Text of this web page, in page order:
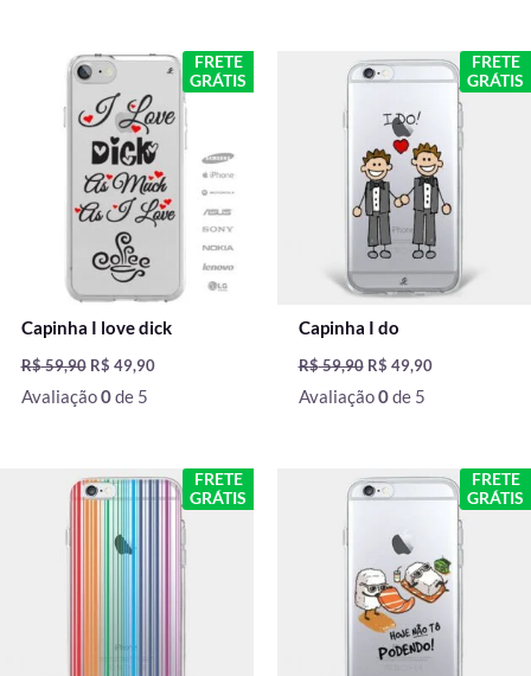
FRETE
GRÁTIS
Capinha I love dick
R$59,90
O
preço
original
era:
R$ 59,90.
R$ 49,90
O
preço
atual
é:
R$ 49,90.
Avaliação0de 5
FRETE
GRÁTIS
Capinha I do
R$59,90
O
preço
era:
R$ 59,90.
R$ 49,90
O
preço
atual
R$ 49,90.
Avaliação0de 5
FRETE
GRÁTIS
O
preço
era:
R$ 59,90.
O
preço
atual
FRETE
GRÁTIS
O
preço
era:
R$ 59,90.
O
preço
atual
R$ 49,90.